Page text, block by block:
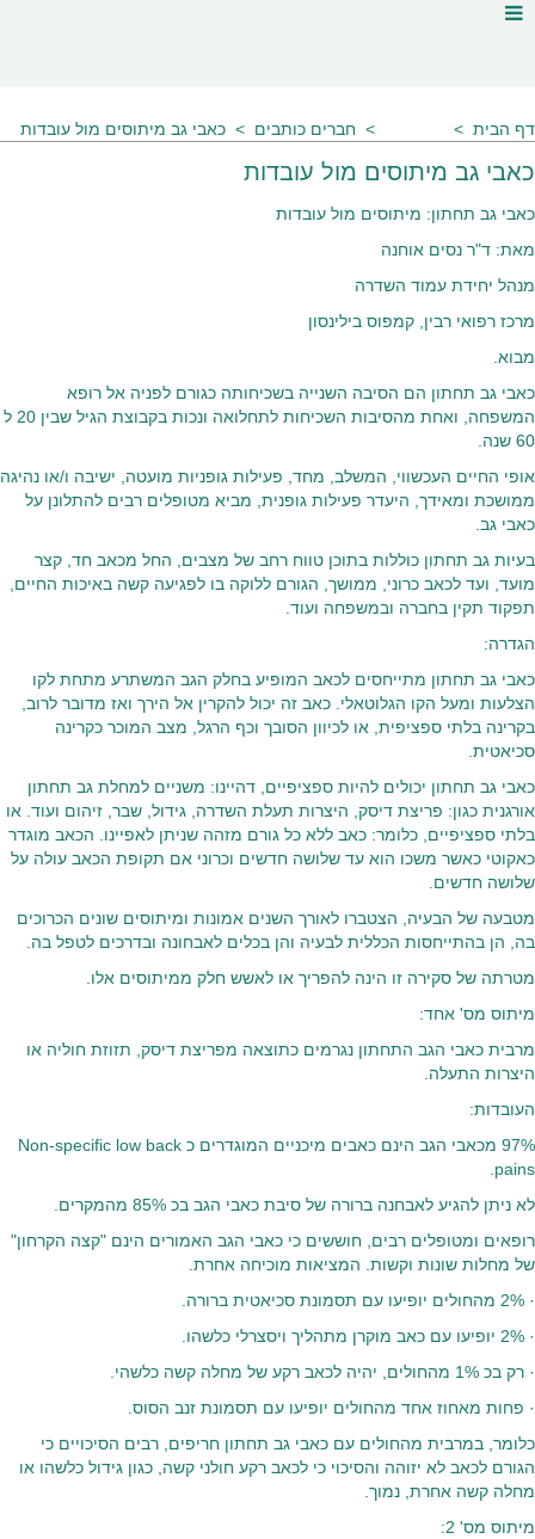
דף הבית חברים כותבים כאבי גב מיתוסים מול עובדות
כאבי גב מיתוסים מול עובדות
כאבי גב תחתון: מיתוסים מול עובדות
מאת: ד"ר נסים אוחנה
מנהל יחידת עמוד השדרה
מרכז רפואי רבין, קמפוס בילינסון
מבוא.
כאבי גב תחתון הם הסיבה השנייה בשכיחותה כגורם לפניה אל רופא
המשפחה, ואחת מהסיבות השכיחות לתחלואה ונכות בקבוצת הגיל שבין 20 ל
60 שנה.
אופי החיים העכשווי, המשלב, מחד, פעילות גופניות מועטה, ישיבה ו/או נהיגה
ממושכת ומאידך, היעדר פעילות גופנית, מביא מטופלים רבים להתלונן על
כאבי גב.
בעיות גב תחתון כוללות בתוכן טווח רחב של מצבים, החל מכאב חד, קצר
מועד, ועד לכאב כרוני, ממושך, הגורם ללוקה בו לפגיעה קשה באיכות החיים,
תפקוד תקין בחברה ובמשפחה ועוד.
הגדרה:
כאבי גב תחתון מתייחסים לכאב המופיע בחלק הגב המשתרע מתחת לקו
הצלעות ומעל הקו הגלוטאלי. כאב זה יכול להקרין אל הירך ואז מדובר לרוב,
בקרינה בלתי ספציפית, או לכיוון הסובך וכף הרגל, מצב המוכר כקרינה
סכיאטית.
כאבי גב תחתון יכולים להיות ספציפיים, דהיינו: משניים למחלת גב תחתון
אורגנית כגון: פריצת דיסק, היצרות תעלת השדרה, גידול, שבר, זיהום ועוד. או
בלתי ספציפיים, כלומר: כאב ללא כל גורם מזהה שניתן לאפיינו. הכאב מוגדר
כאקוטי כאשר משכו הוא עד שלושה חדשים וכרוני אם תקופת הכאב עולה על
שלושה חדשים.
מטבעה של הבעיה, הצטברו לאורך השנים אמונות ומיתוסים שונים הכרוכים
בה, הן בהתייחסות הכללית לבעיה והן בכלים לאבחונה ובדרכים לטפל בה.
מטרתה של סקירה זו הינה להפריך או לאשש חלק ממיתוסים אלו.
מיתוס מס' אחד:
מרבית כאבי הגב התחתון נגרמים כתוצאה מפריצת דיסק, תזוזת חוליה או
היצרות התעלה.
העובדות:
97% מכאבי הגב הינם כאבים מיכניים המוגדרים כ Non-specific low back
pains.
לא ניתן להגיע לאבחנה ברורה של סיבת כאבי הגב בכ 85% מהמקרים.
רופאים ומטופלים רבים, חוששים כי כאבי הגב האמורים הינם "קצה הקרחון"
של מחלות שונות וקשות. המציאות מוכיחה אחרת.
· 2% מהחולים יופיעו עם תסמונת סכיאטית ברורה.
· 2% יופיעו עם כאב מוקרן מתהליך ויסצרלי כלשהו.
· רק בכ 1% מהחולים, יהיה לכאב רקע של מחלה קשה כלשהי.
· פחות מאחוז אחד מהחולים יופיעו עם תסמונת זנב הסוס.
כלומר, במרבית מהחולים עם כאבי גב תחתון חריפים, רבים הסיכויים כי
הגורם לכאב לא יזוהה והסיכוי כי לכאב רקע חולני קשה, כגון גידול כלשהו או
מחלה קשה אחרת, נמוך.
מיתוס מס' 2: